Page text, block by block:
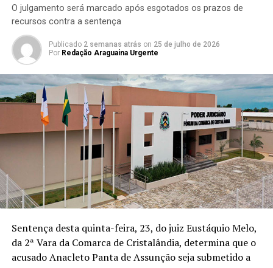
O julgamento será marcado após esgotados os prazos de
recursos contra a sentença
Publicado 2 semanas atrás on 25 de julho de 2026
Por Redação Araguaina Urgente
Sentença desta quinta-feira, 23, do juiz Eustáquio Melo,
da 2ª Vara da Comarca de Cristalândia, determina que o
acusado Anacleto Panta de Assunção seja submetido a